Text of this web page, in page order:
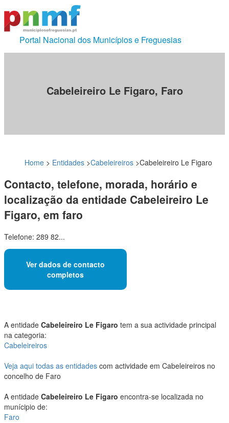
Portal Nacional dos Municípios e Freguesias
Cabeleireiro Le Figaro, Faro
Home > Entidades >Cabeleireiros >Cabeleireiro Le Figaro
Contacto, telefone, morada, horário e
localização da entidade Cabeleireiro Le
Figaro, em faro
Telefone: 289 82...
Ver dados de contacto
completos
A entidade Cabeleireiro Le Figaro tem a sua actividade principal
na categoria:
Cabeleireiros
Veja aqui todas as entidades com actividade em Cabeleireiros no
concelho de Faro
A entidade Cabeleireiro Le Figaro encontra-se localizada no
munícipio de:
Faro